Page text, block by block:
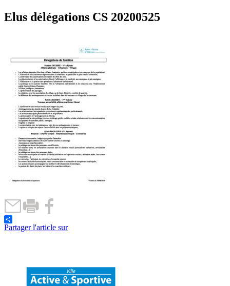
Elus délégations CS 20200525
Partager l'article sur